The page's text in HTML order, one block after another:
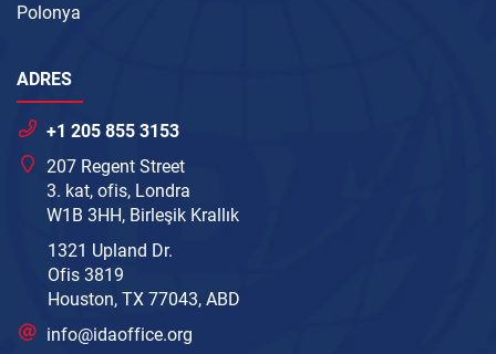
Polonya
ADRES
+1 205 855 3153
207 Regent Street
3. kat, ofis, Londra
W1B 3HH, Birleşik Krallık
1321 Upland Dr.
Ofis 3819
Houston, TX 77043, ABD
info@idaoffice.org